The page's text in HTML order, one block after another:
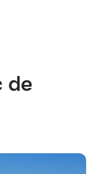
de